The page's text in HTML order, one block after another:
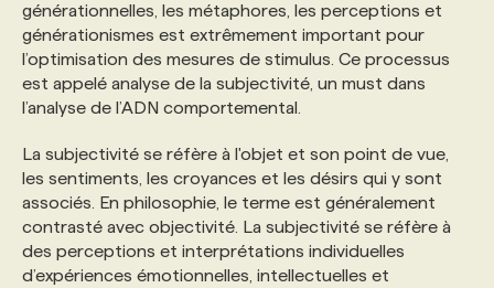
générationnelles, les métaphores, les perceptions et
générationismes est extrêmement important pour
l’optimisation des mesures de stimulus. Ce processus
est appelé analyse de la subjectivité, un must dans
l’analyse de l’ADN comportemental.
La subjectivité se réfère à l'objet et son point de vue,
les sentiments, les croyances et les désirs qui y sont
associés. En philosophie, le terme est généralement
contrasté avec objectivité. La subjectivité se réfère à
des perceptions et interprétations individuelles
d’expériences émotionnelles, intellectuelles et